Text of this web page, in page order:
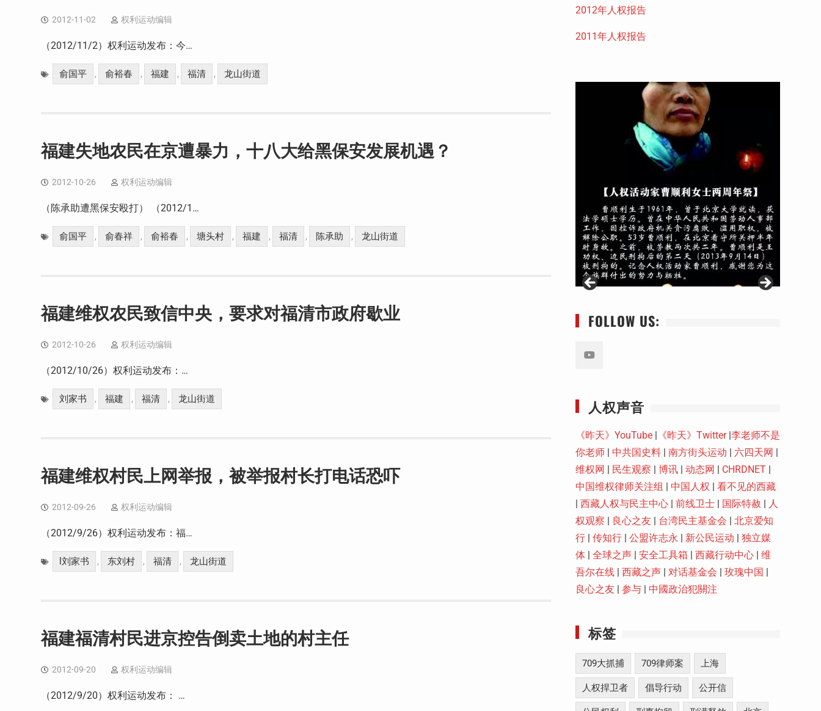
2012-11-02 权利运动编辑
（2012/11/2）权利运动发布：今…
俞国平 , 俞裕春 , 福建 , 福清 , 龙山街道
福建失地农民在京遭暴力，十八大给黑保安发展机遇？
2012-10-26 权利运动编辑
（陈承助遭黑保安殴打） （2012/1…
俞国平 , 俞春祥 , 俞裕春 , 塘头村 , 福建 , 福清 , 陈承助 , 龙山街道
福建维权农民致信中央，要求对福清市政府歇业
2012-10-26 权利运动编辑
（2012/10/26）权利运动发布：…
刘家书 , 福建 , 福清 , 龙山街道
福建维权村民上网举报，被举报村长打电话恐吓
2012-09-26 权利运动编辑
（2012/9/26）权利运动发布：福…
l刘家书 , 东刘村 , 福清 , 龙山街道
福建福清村民进京控告倒卖土地的村主任
2012-09-20 权利运动编辑
（2012/9/20）权利运动发布： …
2012年人权报告
2011年人权报告
FOLLOW US:
人权声音
《昨天》YouTube | 《昨天》Twitter|李老师不是
你老师 | 中共国史料 | 南方街头运动 | 六四天网 |
维权网 | 民生观察 | 博讯 | 动态网 | CHRDNET |
中国维权律师关注组 | 中国人权 | 看不见的西藏
| 西藏人权与民主中心 | 前线卫士 | 国际特赦 | 人
权观察 | 良心之友 | 台湾民主基金会 | 北京爱知
行 | 传知行 | 公盟许志永 | 新公民运动 | 独立媒
体 | 全球之声 | 安全工具箱 | 西藏行动中心 | 维
吾尔在线 | 西藏之声 | 对话基金会 | 玫瑰中国 |
良心之友 | 参与 | 中國政治犯關注
标签
709大抓捕 709律师案 上海
人权捍卫者 倡导行动 公开信